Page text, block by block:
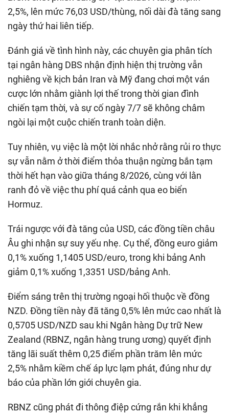
2,5%, lên mức 76,03 USD/thùng, nối dài đà tăng sang
ngày thứ hai liên tiếp.
Đánh giá về tình hình này, các chuyên gia phân tích
tại ngân hàng DBS nhận định hiện thị trường vẫn
nghiêng về kịch bản Iran và Mỹ đang chơi một ván
cược lớn nhằm giành lợi thế trong thời gian đình
chiến tạm thời, và sự cố ngày 7/7 sẽ không châm
ngòi lại một cuộc chiến tranh toàn diện.
Tuy nhiên, vụ việc là một lời nhắc nhở rằng rủi ro thực
sự vẫn nằm ở thời điểm thỏa thuận ngừng bắn tạm
thời hết hạn vào giữa tháng 8/2026, cùng với lằn
ranh đỏ về việc thu phí quá cảnh qua eo biển
Hormuz.
Trái ngược với đà tăng của USD, các đồng tiền châu
Âu ghi nhận sự suy yếu nhẹ. Cụ thể, đồng euro giảm
0,1% xuống 1,1405 USD/euro, trong khi bảng Anh
giảm 0,1% xuống 1,3351 USD/bảng Anh.
Điểm sáng trên thị trường ngoại hối thuộc về đồng
NZD. Đồng tiền này đã tăng 0,5% lên mức cao nhất là
0,5705 USD/NZD sau khi Ngân hàng Dự trữ New
Zealand (RBNZ, ngân hàng trung ương) quyết định
tăng lãi suất thêm 0,25 điểm phần trăm lên mức
2,5% nhằm kiềm chế áp lực lạm phát, đúng như dự
báo của phần lớn giới chuyên gia.
RBNZ cũng phát đi thông điệp cứng rắn khi khẳng